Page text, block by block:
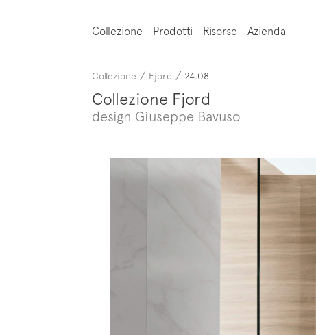
Collezione Prodotti Risorse Azienda
Collezione / Fjord / 24.08
Collezione Fjord
design Giuseppe Bavuso